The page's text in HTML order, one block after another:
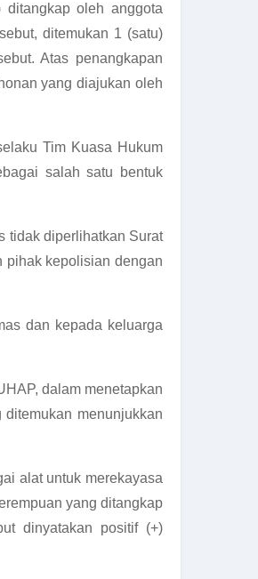
oleh anggota
ditemukan 1 (satu)
Atas penangkapan
yang diajukan oleh
Tim Kuasa Hukum
salah satu bentuk
tidak diperlihatkan Surat
pihak kepolisian dengan
dan kepada keluarga
dalam menetapkan
menunjukkan
alat untuk merekayasa
yang ditangkap
dinyatakan positif (+)